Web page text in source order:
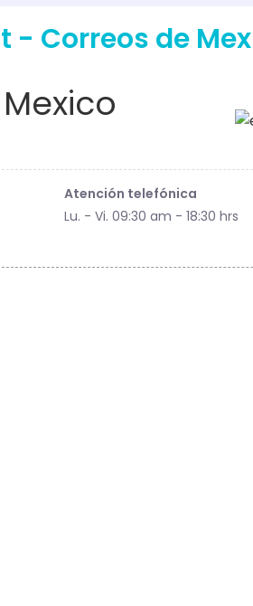
- Correos de
Atención telefónica
Lu. - Vi. 09:30 am - 18:30 hrs